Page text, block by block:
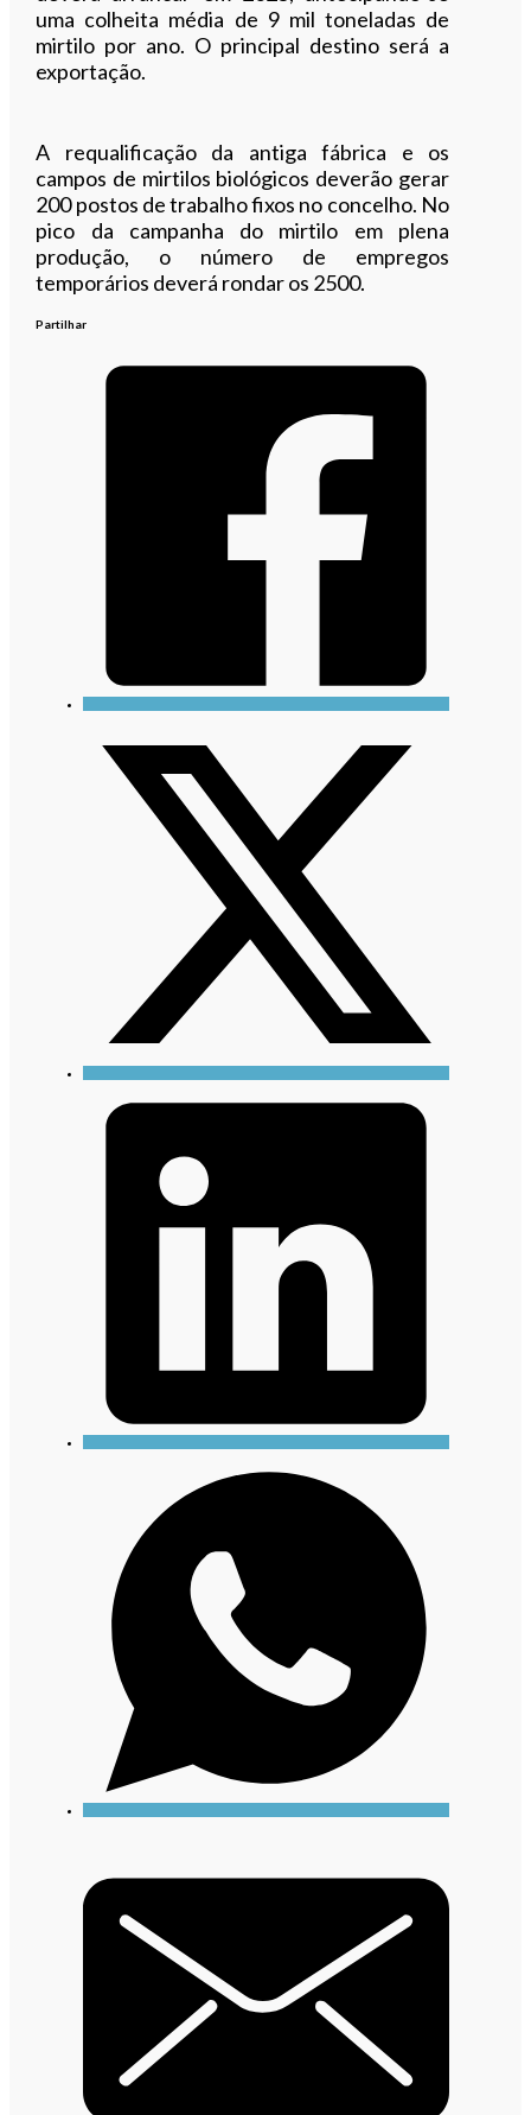
uma colheita média de 9 mil toneladas de
mirtilo por ano. O principal destino será a
exportação.
A requalificação da antiga fábrica e os
campos de mirtilos biológicos deverão gerar
200 postos de trabalho fixos no concelho. No
pico da campanha do mirtilo em plena
produção, o número de empregos
temporários deverá rondar os 2500.
Partilhar